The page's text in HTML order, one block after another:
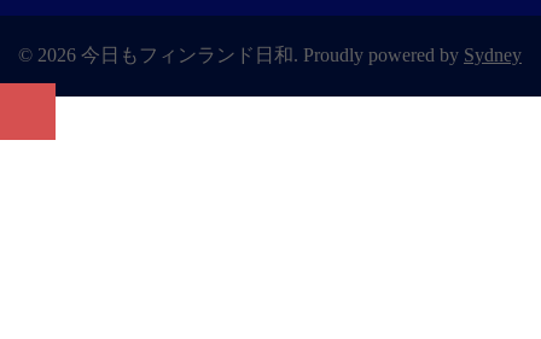
© 2026 今日もフィンランド日和. Proudly powered by Sydney